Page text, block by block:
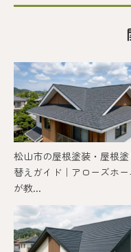
松山市の屋根塗装・屋根塗
替えガイド｜アローズホー
が教...